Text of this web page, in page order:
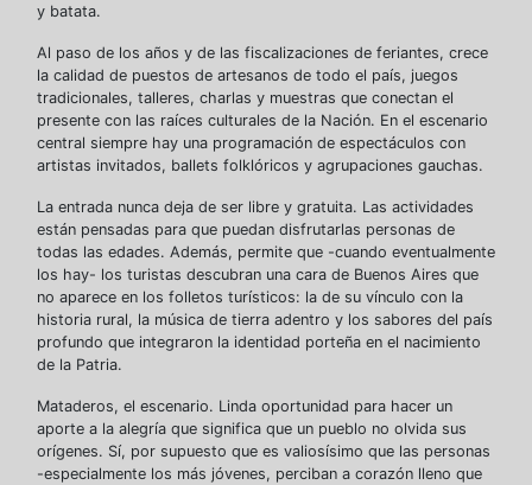
y batata.
Al paso de los años y de las fiscalizaciones de feriantes, crece
la calidad de puestos de artesanos de todo el país, juegos
tradicionales, talleres, charlas y muestras que conectan el
presente con las raíces culturales de la Nación. En el escenario
central siempre hay una programación de espectáculos con
artistas invitados, ballets folklóricos y agrupaciones gauchas.
La entrada nunca deja de ser libre y gratuita. Las actividades
están pensadas para que puedan disfrutarlas personas de
todas las edades. Además, permite que -cuando eventualmente
los hay- los turistas descubran una cara de Buenos Aires que
no aparece en los folletos turísticos: la de su vínculo con la
historia rural, la música de tierra adentro y los sabores del país
profundo que integraron la identidad porteña en el nacimiento
de la Patria.
Mataderos, el escenario. Linda oportunidad para hacer un
aporte a la alegría que significa que un pueblo no olvida sus
orígenes. Sí, por supuesto que es valiosísimo que las personas
-especialmente los más jóvenes, perciban a corazón lleno que